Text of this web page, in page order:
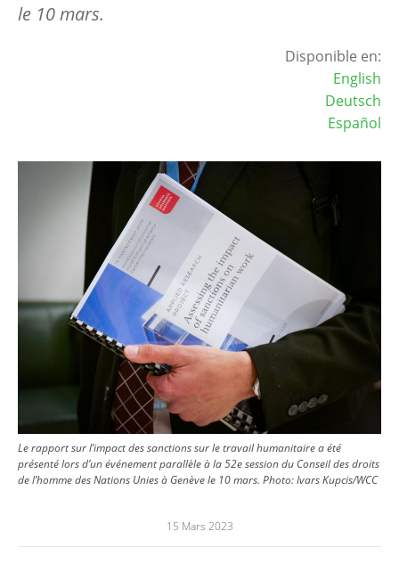
le 10 mars.
Disponible en:
English
Deutsch
Español
Le rapport sur l’impact des sanctions sur le travail humanitaire a été
présenté lors d’un événement parallèle à la 52e session du Conseil des droits
de l’homme des Nations Unies à Genève le 10 mars. Photo:Ivars Kupcis/WCC
15 Mars 2023